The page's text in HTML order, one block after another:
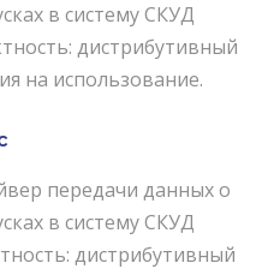
в систему СКУД
дистрибутивный
на использование.
передачи данных о
в систему СКУД
дистрибутивный